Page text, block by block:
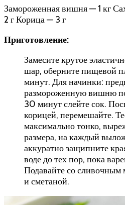
Замороженная вишня — 1 кг
2 г Корица — 3 г
Приготовление:
Замесите крутое
шар, оберните пищевой
минут. Для начинки:
размороженную вишню
30 минут слейте сок.
корицей, перемешайте.
максимально тонко,
размера, на каждый
аккуратно защипните
воде до тех пор, пока
Подавайте со сливочным
и сметаной.